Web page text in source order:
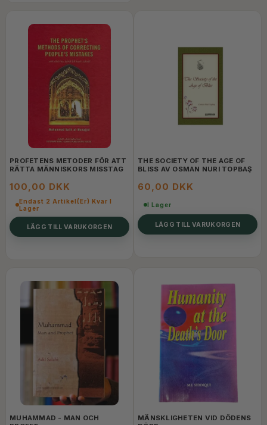
PROFETENS METODER FÖR ATT
RÄTTA MÄNNISKORS MISSTAG
100,00 DKK
Endast 2 Artikel(er) Kvar I
Lager
LÄGG TILL VARUKORGEN
THE SOCIETY OF THE AGE OF
BLISS AV OSMAN NURI TOPBAŞ
60,00 DKK
I Lager
LÄGG TILL VARUKORGEN
MUHAMMAD - MAN OCH
MÄNSKLIGHETEN VID DÖDENS